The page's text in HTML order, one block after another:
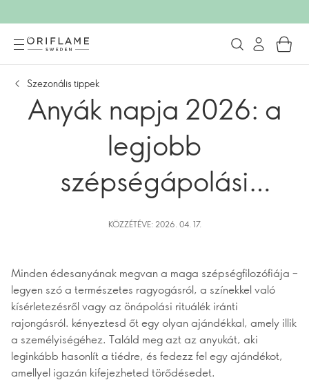
Szezonális tippek
Anyák napja 2026: a
legjobb
szépségápolási
ajándékok minden
KÖZZÉTÉVE: 2026. 04. 17.
Minden édesanyának megvan a maga szépségfilozófiája –
legyen szó a természetes ragyogásról, a színekkel való
kísérletezésről vagy az önápolási rituálék iránti
rajongásról. kényeztesd őt egy olyan ajándékkal, amely illik
a személyiségéhez. Találd meg azt az anyukát, aki
leginkább hasonlít a tiédre, és fedezz fel egy ajándékot,
amellyel igazán kifejezheted törődésedet.